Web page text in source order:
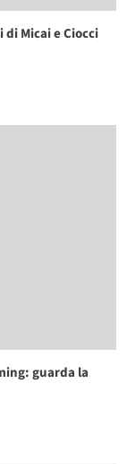
Micai e Ciocci
guarda la